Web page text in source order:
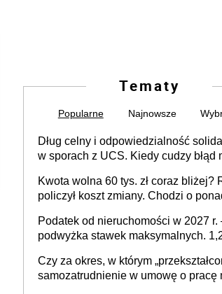
Tematy
Popularne Najnowsze
Dług celny i odpowiedzialność
w sporach z UCS. Kiedy cudzy błąd
Kwota wolna 60 tys. zł coraz bliżej?
policzył koszt zmiany. Chodzi o
Podatek od nieruchomości w 2027 r.
podwyżka stawek maksymalnych.
budynków i lokali związanych z
prowadzeniem działalności
Czy za okres, w którym
samozatrudnienie w umowę o pracę